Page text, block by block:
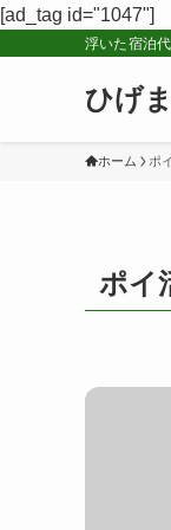
[ad_tag id="1047"]
浮いた宿泊
ひげ
ホーム ポ
ポイ